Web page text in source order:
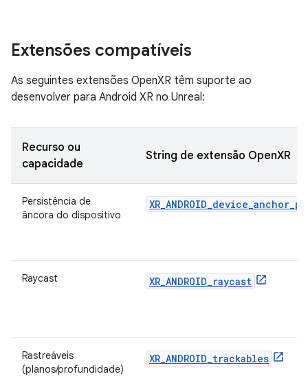
Extensões compatíveis
As seguintes extensões OpenXR têm suporte ao
desenvolver para Android XR no Unreal:
Recurso ou
capacidade
String de extensão OpenXR
Persistência de
âncora do dispositivo
Raycast XR_ANDROID_raycast
Rastreáveis
(planos/profundidade)
XR_ANDROID_trackables